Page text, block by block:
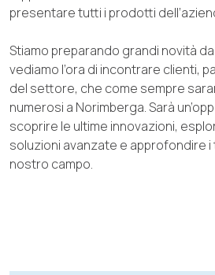
presentare tutti i prodotti
Stiamo preparando grandi novità
vediamo l’ora di incontrare clienti,
del settore, che come sempre
numerosi a Norimberga. Sarà
scoprire le ultime innovazioni,
soluzioni avanzate e approfondire i
nostro campo.